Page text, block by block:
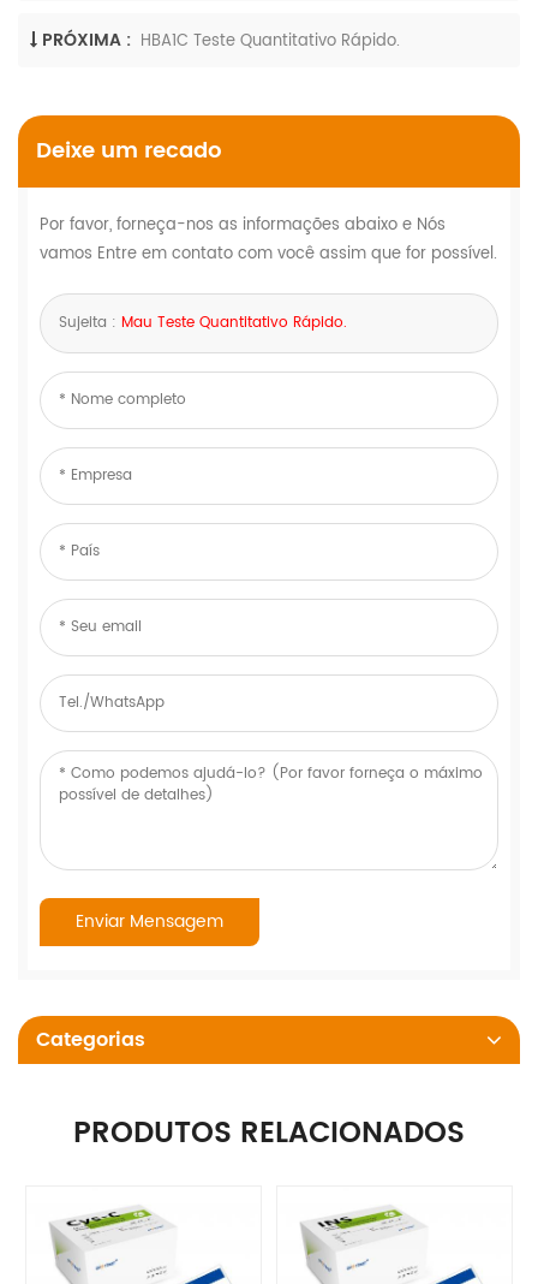
PRÓXIMA : HBA1C Teste Quantitativo Rápido.
Deixe um recado
Por favor, forneça-nos as informações abaixo e Nós
vamos Entre em contato com você assim que for possível.
Sujeita : Mau Teste Quantitativo Rápido.
Categorias
PRODUTOS RELACIONADOS